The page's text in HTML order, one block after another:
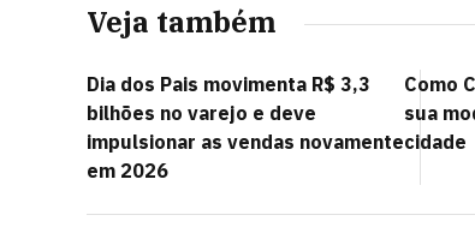
Veja também
Dia dos Pais movimenta R$ 3,3
bilhões no varejo e deve
impulsionar as vendas novamente
em 2026
Como
sua
cidade